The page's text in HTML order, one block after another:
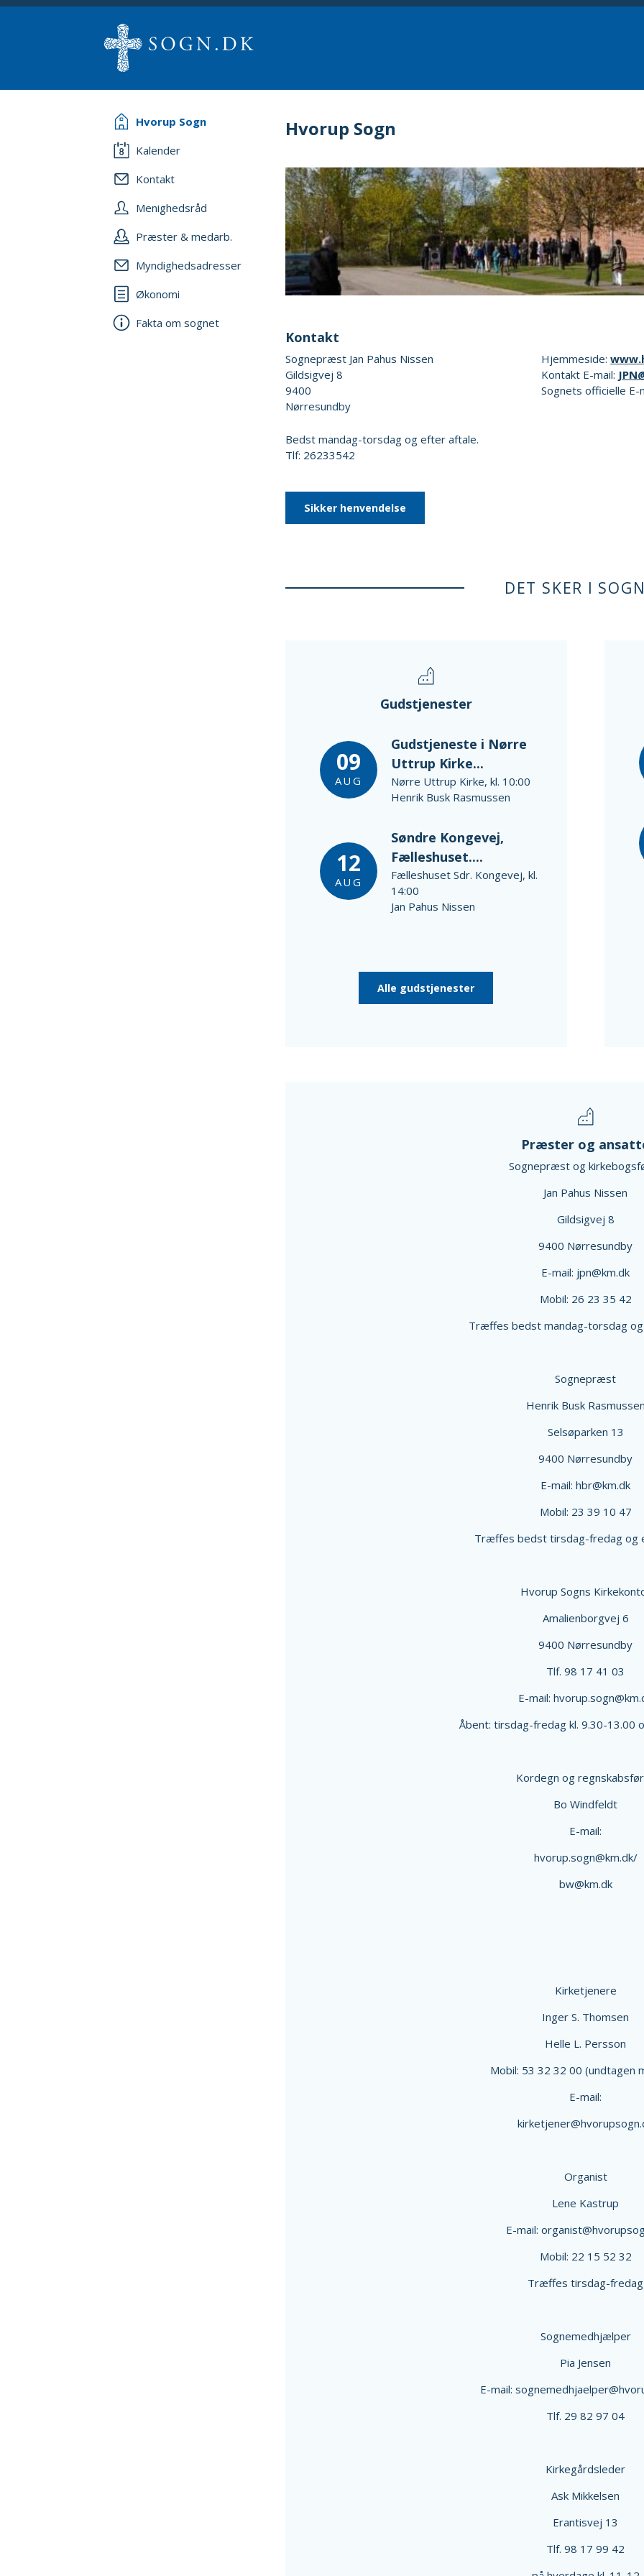
Hvorup Sogn
Kalender
Kontakt
Menighedsråd
Præster & medarb.
Myndighedsadresser
Økonomi
Fakta om sognet
Hvorup Sogn
Kontakt
Sognepræst Jan Pahus Nissen
Gildsigvej 8
9400
Nørresundby
Bedst mandag-torsdag og efter aftale.
Tlf: 26233542
Sikker henvendelse
Hjemmeside:
Kontakt E-mail:
Sognets officielle E-
DET SKER I
Gudstjenester
09
AUG
Gudstjeneste i Nørre
Uttrup Kirke...
Nørre Uttrup Kirke, kl. 10:00
Henrik Busk Rasmussen
12
AUG
Søndre Kongevej,
Fælleshuset....
Fælleshuset Sdr. Kongevej, kl.
14:00
Jan Pahus Nissen
Alle gudstjenester
Præster og
Sognepræst og
Jan Pahus Nissen
Gildsigvej 8
9400 Nørresundby
E-mail: jpn@km.dk
Mobil: 26 23 35 42
Træffes bedst mandag-torsdag
Sognepræst
Henrik Busk Rasmussen
Selsøparken 13
9400 Nørresundby
E-mail: hbr@km.dk
Mobil: 23 39 10 47
Træffes bedst tirsdag-fredag og
Hvorup Sogns
Amalienborgvej 6
9400 Nørresundby
Tlf. 98 17 41 03
E-mail:
Åbent: tirsdag-fredag kl. 9.30-13.00
Kordegn og
Bo Windfeldt
E-mail:
hvorup.sogn@km.dk/
bw@km.dk
Kirketjenere
Inger S. Thomsen
Helle L. Persson
Mobil: 53 32 32 00 (undtagen
E-mail:
Organist
Lene Kastrup
E-mail:
Mobil: 22 15 52 32
Træffes tirsdag-fredag
Sognemedhjælper
Pia Jensen
E-mail:
Tlf. 29 82 97 04
Kirkegårdsleder
Ask Mikkelsen
Erantisvej 13
Tlf. 98 17 99 42